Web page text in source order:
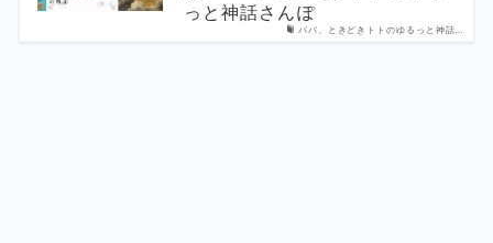
パパ、ときどきトトのゆるっと神話…
っと神話さんぽ